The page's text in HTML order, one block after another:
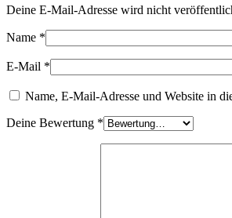
Deine E-Mail-Adresse wird nicht
Name *
E-Mail *
Name, E-Mail-Adresse und Website in
Deine Bewertung *